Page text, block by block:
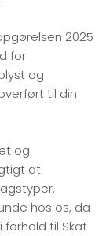
2025
for
og
til din
og
at
hos os, da
til Skat